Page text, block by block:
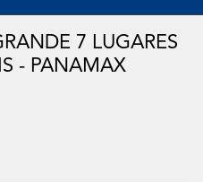
7 LUGARES
- PANAMAX